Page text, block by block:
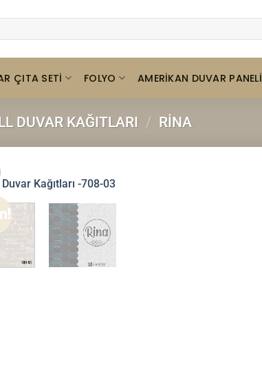
ÇITA SETI FOLYO AMERIKAN DUVAR PANELI
DUVAR KAĞITLARI / RINA